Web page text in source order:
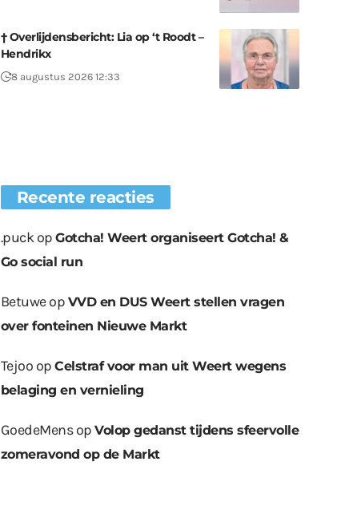
† Overlijdensbericht: Lia op ‘t Roodt –
Hendrikx
8 augustus 2026 12:33
Recente reacties
.puckopGotcha! Weert organiseert Gotcha! &
Go social run
Betuweop VVD en DUS Weert stellen vragen
over fonteinen Nieuwe Markt
Tejoo opCelstraf voor man uit Weert wegens
belaging en vernieling
GoedeMensopVolop gedanst tijdens sfeervolle
zomeravond op de Markt